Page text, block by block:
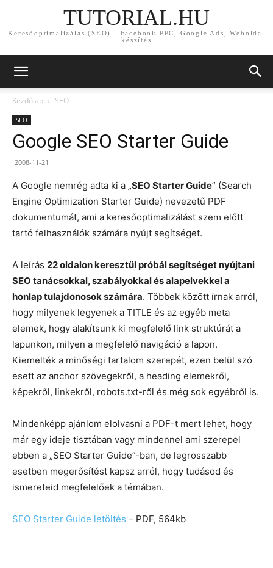
TUTORIAL.HU
Keresőoptimalizálás (SEO) - Facebook PPC, Google Ads, Weboldal
készítés
Kezdőlap SEO
SEO
Google SEO Starter Guide
2008-11-21
A Google nemrég adta ki a „SEO Starter Guide” (Search
Engine Optimization Starter Guide) nevezetű PDF
dokumentumát, ami a keresőoptimalizálást szem előtt
tartó felhasználók számára nyújt segítséget.
A leírás 22 oldalon keresztül próbál segítséget nyújtani
SEO tanácsokkal, szabályokkal és alapelvekkel a
honlap tulajdonosok számára. Többek között írnak arról,
hogy milyenek legyenek a TITLE és az egyéb meta
elemek, hogy alakítsunk ki megfelelő link struktúrát a
lapunkon, milyen a megfelelő navigáció a lapon.
Kiemelték a minőségi tartalom szerepét, ezen belül szó
esett az anchor szövegekről, a heading elemekről,
képekről, linkekről, robots.txt-ről és még sok egyébről is.
Mindenképp ajánlom elolvasni a PDF-t mert lehet, hogy
már egy ideje tisztában vagy mindennel ami szerepel
ebben a „SEO Starter Guide”-ban, de legrosszabb
esetben megerősítést kapsz arról, hogy tudásod és
ismereteid megfelelőek a témában.
SEO Starter Guide letöltés – PDF, 564kb